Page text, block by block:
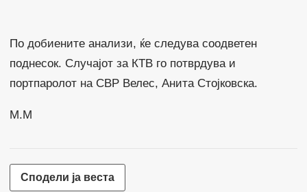
По добиените анализи, ќе следува соодветен
поднесок. Случајот за КТВ го потврдува и
портпаролот на СВР Велес, Анита Стојковска.
М.М
Сподели ја веста